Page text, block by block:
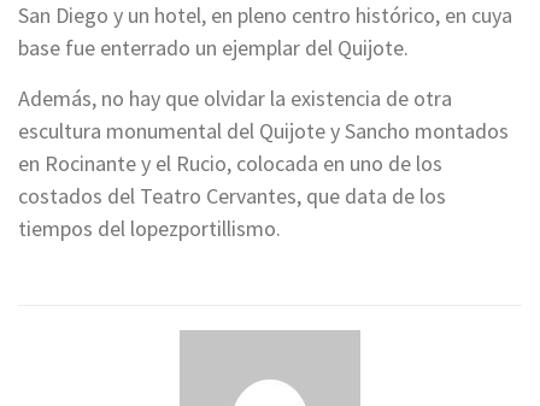
San Diego y un hotel, en pleno centro histórico, en cuya
base fue enterrado un ejemplar del Quijote.
Además, no hay que olvidar la existencia de otra
escultura monumental del Quijote y Sancho montados
en Rocinante y el Rucio, colocada en uno de los
costados del Teatro Cervantes, que data de los
tiempos del lopezportillismo.